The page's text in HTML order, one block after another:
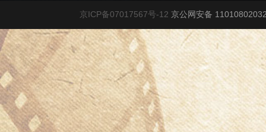
京ICP备07017567号-12 京公网安备